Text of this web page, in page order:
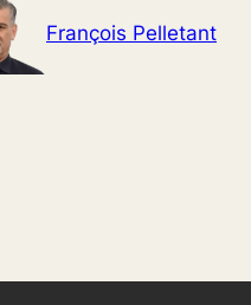
François Pelletant